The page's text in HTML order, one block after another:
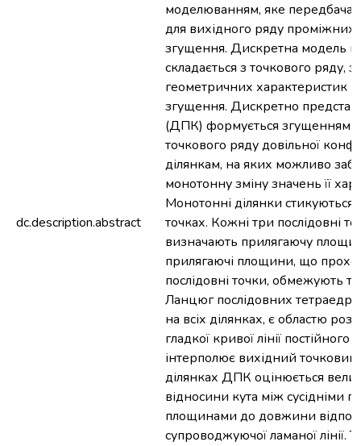
dc.description.abstract
моделюванням, яке
для вихідного ряду проміжних
згущення. Дискретна модель
складається з точкового ряду,
геометричних характеристик і
згущення. Дискретно
(ДПК) формується згущенням
точкового ряду довільної
ділянкам, на яких можливо
монотонну зміну значень її
Монотонні ділянки стикуються
точках. Кожні три послідовні
визначають прилягаючу
прилягаючі площини, що
послідовні точки, обмежують
Ланцюг послідовних
на всіх ділянках, є областю
гладкої кривої лінії постійного
інтерполює вихідний
ділянках ДПК оцінюється
відносини кута між сусідніми
площинами до довжини
супроводжуючої ламаної лінії.